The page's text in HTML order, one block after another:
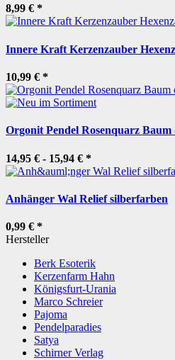
8,99 € *
Innere Kraft Kerzenzauber
10,99 € *
Orgonit Pendel Rosenquarz Baum
14,95 € - 15,94 € *
Anhänger Wal Relief silberfarben
0,99 € *
Hersteller
Berk Esoterik
Kerzenfarm Hahn
Königsfurt-Urania
Marco Schreier
Pajoma
Pendelparadies
Satya
Schirner Verlag